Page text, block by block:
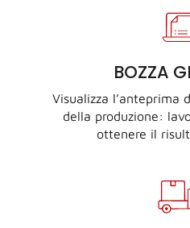
BOZZA
Visualizza l’anteprima
della produzione:
ottenere il